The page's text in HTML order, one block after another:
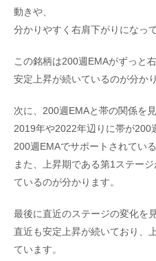
動きや、
分かりやすく右肩下がりになっ
この銘柄は200週EMAがずっと
安定上昇が続いているのが分かり
次に、200週EMAと帯の関係を
2019年や2022年辺りに帯が200
200週EMAでサポートされてい
また、上昇期である第1ステー
ているのが分かります。
最後に直近のステージの変化を
直近も安定上昇が続いており、
ています。